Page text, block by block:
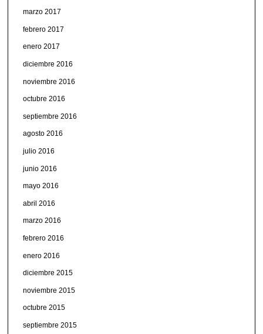
marzo 2017
febrero 2017
enero 2017
diciembre 2016
noviembre 2016
octubre 2016
septiembre 2016
agosto 2016
julio 2016
junio 2016
mayo 2016
abril 2016
marzo 2016
febrero 2016
enero 2016
diciembre 2015
noviembre 2015
octubre 2015
septiembre 2015